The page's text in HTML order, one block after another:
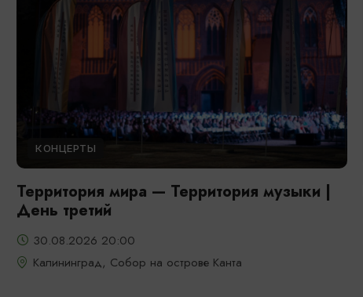
КОНЦЕРТЫ
Территория мира — Территория музыки |
День третий
30.08.2026 20:00
Калининград, Собор на острове Канта